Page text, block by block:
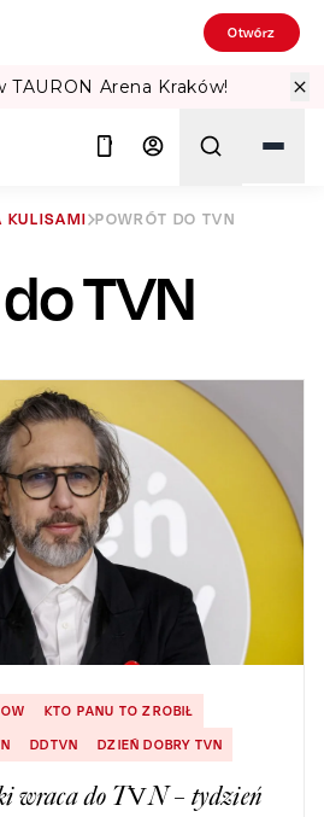
Otwórz
Sprawdź
Szukaj
KULISAMI POWRÓT DO TVN
TVN
KTO PANU TO ZROBIŁ
DDTVN DZIEŃ DOBRY TVN
wraca do TVN – tydzień